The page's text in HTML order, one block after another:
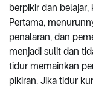
berpikir dan
Pertama,
penalaran, dan
menjadi sulit dan
tidur memainkan
pikiran. Jika tidur